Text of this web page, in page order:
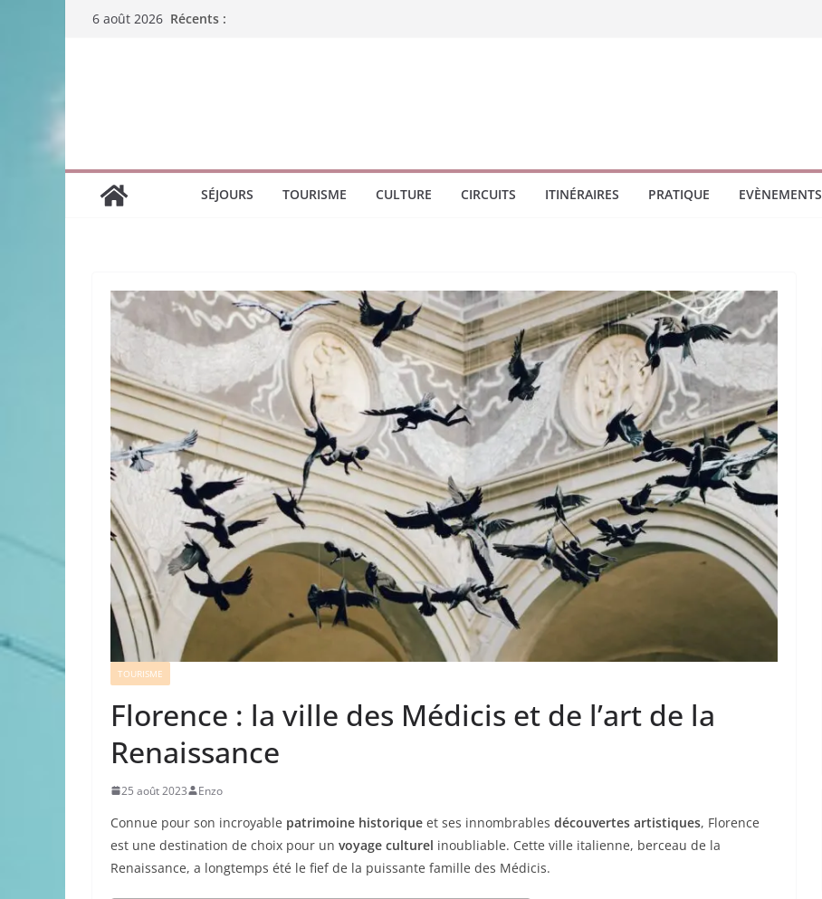
Passer6 août 2026 Récents :
SÉJOURS TOURISME CULTURE CIRCUITS ITINÉRAIRES PRATIQUE EVÈNEMENTS
TOURISME
Florence : la ville des Médicis et de l’art de la
Renaissance
25 août 2023 Enzo
Connue pour son incroyable patrimoine historique et ses innombrables découvertes artistiques, Florence
est une destination de choix pour un voyage culturel inoubliable. Cette ville italienne, berceau de la
Renaissance, a longtemps été le fief de la puissante famille des Médicis.